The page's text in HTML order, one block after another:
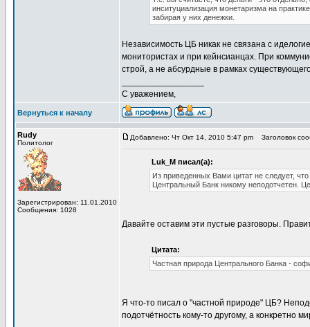
инситуциализация монетаризма на
забирая у них денежки.
Независимость ЦБ никак не связана с
монитористах и при кейнсианцах. При
строй, а не абсурдные в рамках
С уважением,
Вернуться к началу
Rudy
Политолог
Зарегистрирован: 11.01.2010
Сообщения: 1028
Добавлено: Чт Окт 14, 2010 5:47 pm Заголовок
Luk_M писал(а):
Из приведенных Вами цитат не следует,
Центральный Банк никому неподотчетен.
Давайте оставим эти пустые разговоры.
Цитата:
Частная природа Центрального Банка -
Я что-то писал о "частной природе" ЦБ?
подотчётность кому-то другому, а